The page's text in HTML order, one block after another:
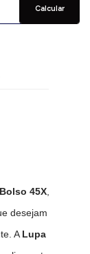
Calcular
45X,
desejam
A Lupa